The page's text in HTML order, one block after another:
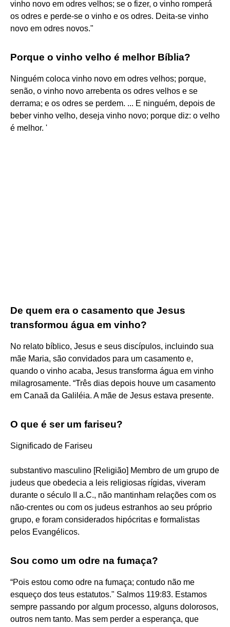
vinho novo em odres velhos; se o fizer, o vinho romperá
os odres e perde-se o vinho e os odres. Deita-se vinho
novo em odres novos."
Porque o vinho velho é melhor Bíblia?
Ninguém coloca vinho novo em odres velhos; porque,
senão, o vinho novo arrebenta os odres velhos e se
derrama; e os odres se perdem. ... E ninguém, depois de
beber vinho velho, deseja vinho novo; porque diz: o velho
é melhor. '
De quem era o casamento que Jesus
transformou água em vinho?
No relato bíblico, Jesus e seus discípulos, incluindo sua
mãe Maria, são convidados para um casamento e,
quando o vinho acaba, Jesus transforma água em vinho
milagrosamente. “Três dias depois houve um casamento
em Canaã da Galiléia. A mãe de Jesus estava presente.
O que é ser um fariseu?
Significado de Fariseu
substantivo masculino [Religião] Membro de um grupo de
judeus que obedecia a leis religiosas rígidas, viveram
durante o século II a.C., não mantinham relações com os
não-crentes ou com os judeus estranhos ao seu próprio
grupo, e foram considerados hipócritas e formalistas
pelos Evangélicos.
Sou como um odre na fumaça?
“Pois estou como odre na fumaça; contudo não me
esqueço dos teus estatutos." Salmos 119:83. Estamos
sempre passando por algum processo, alguns dolorosos,
outros nem tanto. Mas sem perder a esperança, que